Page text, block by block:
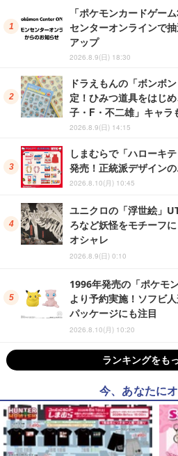
「ポケモンカードゲー
センターオンラインで
アップ
2026.8.9(日) 18:30
ドラえもんの「ボンボ
定！ひみつ道具をはじ
子・F・不二雄」キャラ
2026.8.9(日) 14:15
しまむらで「ハローキ
発売！正統派デザイン
2026.8.10(月) 10:45
ユニクロの「浮世絵」
ろなど妖怪をモチーフ
オシャレ
2026.8.9(日) 0:10
1996年発売の「ポケモ
より予約実施！ソフビ
パッケージにも注目
2026.8.10(月) 10:20
ランキングをも
今、あなたに